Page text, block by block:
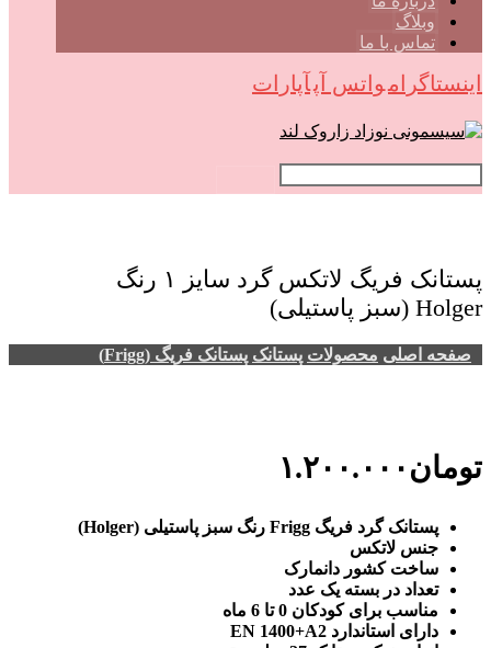
وبلاگ
تماس با ما
اینستاگرامواتس آپآپارات
پستانک فریگ لاتکس گرد سایز ۱ رنگ
Holger (سبز پاستیلی)
صفحه اصلی محصولات پستانک پستانک فریگ (Frigg)
تومان۱.۲۰۰.۰۰۰
پستانک گرد فریگ Frigg رنگ سبز پاستیلی (Holger)
جنس لاتکس
ساخت کشور دانمارک
تعداد در بسته یک عدد
مناسب برای کودکان 0 تا 6 ماه
دارای استاندارد EN 1400+A2